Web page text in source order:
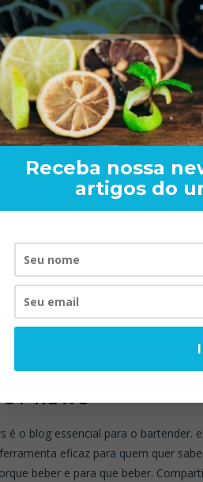
CACHAÇA CARVALHO EUROPEU
CONTROLE
NEWS
é o blog essencial para o bartender.
eficaz para quem quer
beber e para que beber.
Receba nossa
artigos do